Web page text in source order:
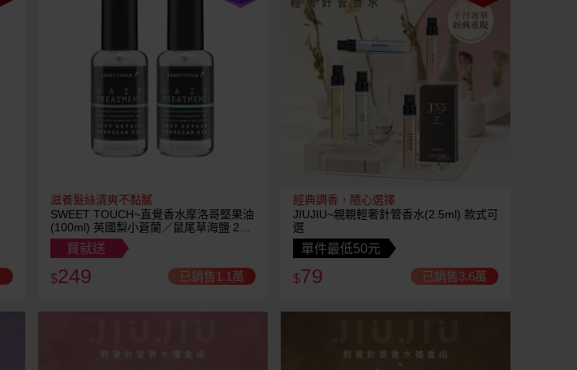
滋養髮絲清爽不黏膩
SWEET TOUCH~直覺香水摩洛哥堅果油
(100ml) 英國梨小蒼蘭／鼠尾草海鹽 2款
可選
買就送
$249 已銷售1.1萬
經典調香，隨心選擇
JIUJIU~親親輕奢針管香水(2.5ml) 款式可
選
單件最低50元
$79 已銷售3.6萬